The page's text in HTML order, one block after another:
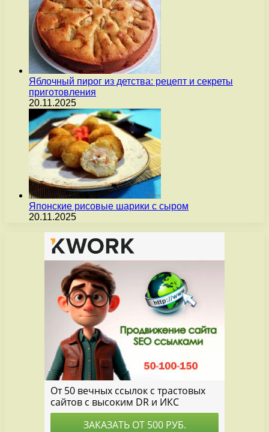
Яблочный пирог из детства: рецепт и секреты
приготовления
20.11.2025
Японские рисовые шарики с сыром
20.11.2025